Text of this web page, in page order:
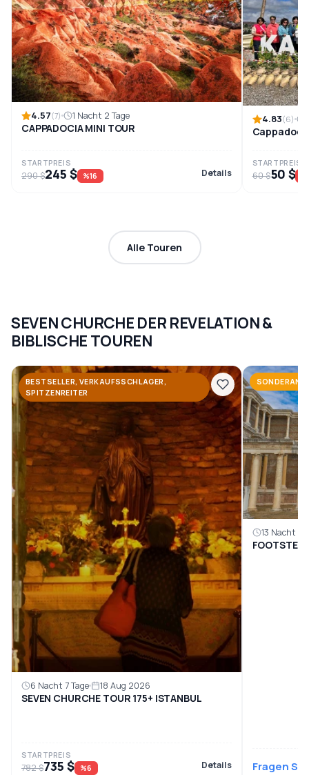
4.57(7) 1 Nacht 2 Tage
CAPPADOCIA MINI TOUR
STARTPREIS
290 $245 $ %16 Details
4.83(6)
STARTPREIS
60 $50 $
Alle Touren
SEVEN CHURCHE DER REVELATION &
BIBLISCHE TOUREN
BESTSELLER, VERKAUFSSCHLAGER,
SPITZENREITER
6 Nacht 7 Tage 18 Aug 2026
SEVEN CHURCHE TOUR 175+ ISTANBUL
STARTPREIS
782 $735 $ %6 Details
13 Nacht 14
Fragen